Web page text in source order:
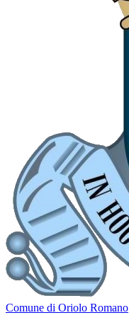
Comune di Oriolo Romano